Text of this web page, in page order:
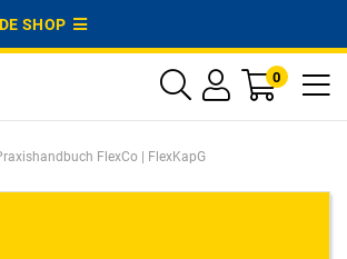
SHOP
0
FlexCo | FlexKapG